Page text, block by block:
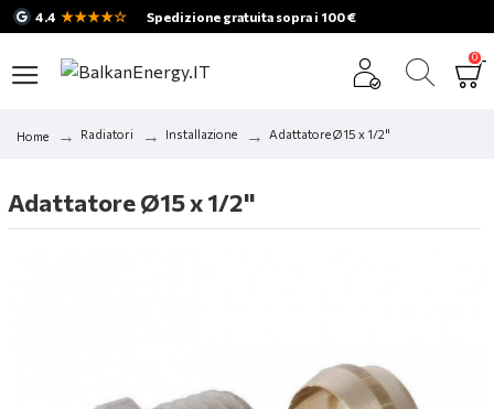
4.4 ★★★★☆ Spedizione gratuita sopra i 100 €
0
Home Radiatori Installazione Adattatore Ø15 x 1/2"
Adattatore Ø15 x 1/2"